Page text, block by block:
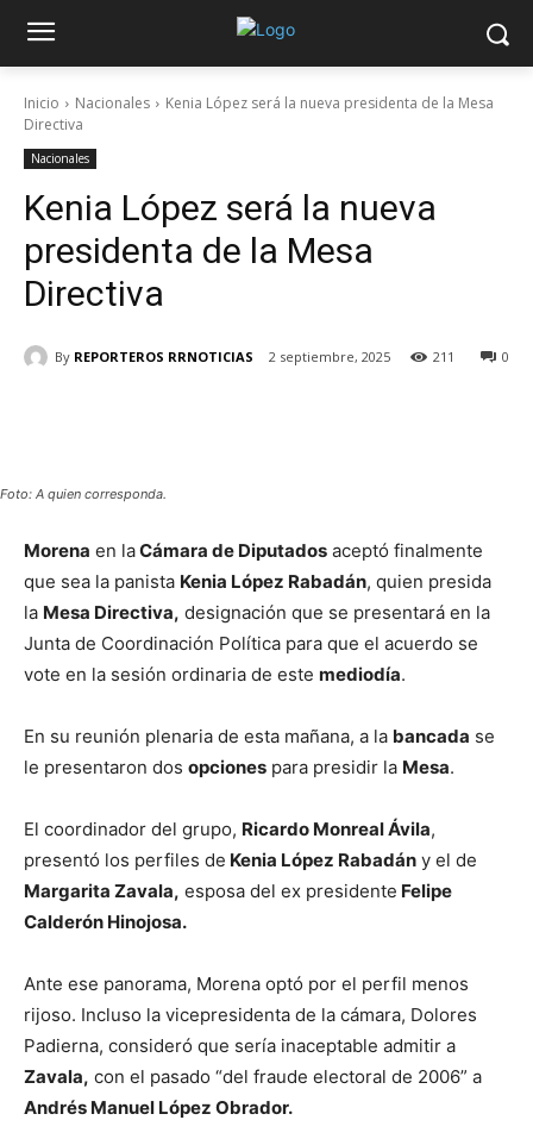
Inicio Nacionales
Kenia López será la nueva presidenta de la Mesa
Directiva
Nacionales
Kenia López será la nueva
presidenta de la Mesa
Directiva
By REPORTEROS RRNOTICIAS 2 septiembre, 2025 0
211
Foto: A quien corresponda.
Morena en laCámara de Diputados aceptó finalmente
que sea la panista Kenia López Rabadán, quien presida
la Mesa Directiva, designación que se presentará en la
Junta de Coordinación Política para que el acuerdo se
vote en la sesión ordinaria de este mediodía.
En su reunión plenaria de esta mañana, a la bancada se
le presentaron dos opciones para presidir la Mesa.
El coordinador del grupo, Ricardo Monreal Ávila,
presentó los perfiles de Kenia López Rabadán y el de
Margarita Zavala, esposa del ex presidente Felipe
Calderón Hinojosa.
Ante ese panorama, Morena optó por el perfil menos
rijoso. Incluso la vicepresidenta de la cámara, Dolores
Padierna, consideró que sería inaceptable admitir a
Zavala, con el pasado “del fraude electoral de 2006” a
Andrés Manuel López Obrador.